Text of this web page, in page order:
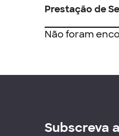
Prestação de
Não foram
Subscreva